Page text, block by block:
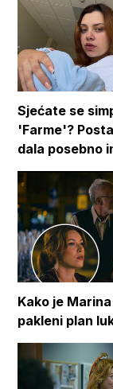
Sjećate se
'Farme'?
dala posebno
Kako je
pakleni plan